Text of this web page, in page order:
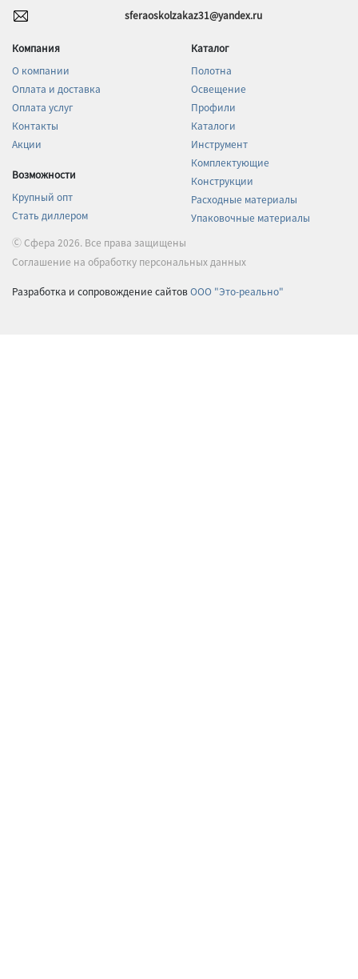
sferaoskolzakaz31@yandex.ru
Компания
О компании
Оплата и доставка
Оплата услуг
Контакты
Акции
Возможности
Крупный опт
Стать диллером
Каталог
Полотна
Освещение
Профили
Каталоги
Инструмент
Комплектующие
Конструкции
Расходные материалы
Упаковочные материалы
Ⓒ Сфера 2026. Все права защищены
Соглашение на обработку персональных данных
Разработка и сопровождение сайтовООО "Это-реально"